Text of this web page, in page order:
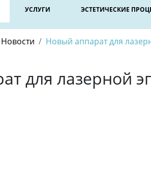
УСЛУГИ ЭСТЕТИЧЕСКИЕ
Новости Новый аппарат для
для лазерной